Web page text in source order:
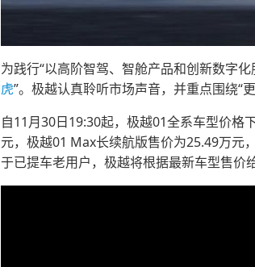
为践行“以高阶智驾、智舱产品和创新数字
虎”。极越认真聆听市场声音，并重点围绕“
自11月30日19:30起，极越01全系车型价格
元，极越01 Max长续航版售价为25.49万
于已提车老用户，极越将根据最新车型售价